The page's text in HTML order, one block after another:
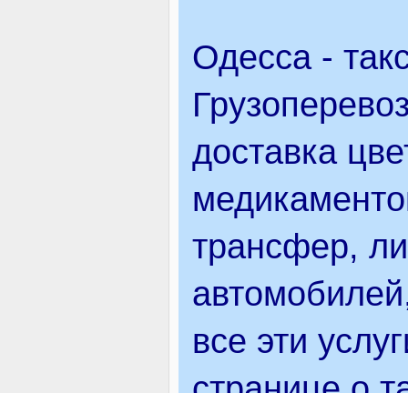
ТРАНСФЕР
ВІДВІДУВАЧАМ
Одесса -
доставка
трансфер,
все эти